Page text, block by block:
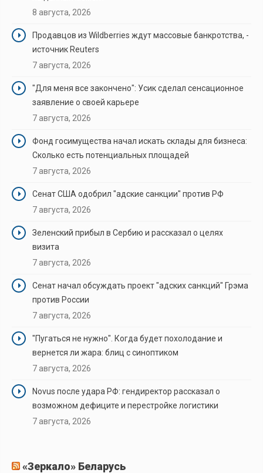
8 августа, 2026
Продавцов из Wildberries ждут массовые банкротства, -
источник Reuters
7 августа, 2026
"Для меня все закончено": Усик сделал сенсационное
заявление о своей карьере
7 августа, 2026
Фонд госимущества начал искать склады для бизнеса:
Сколько есть потенциальных площадей
7 августа, 2026
Сенат США одобрил "адские санкции" против РФ
7 августа, 2026
Зеленский прибыл в Сербию и рассказал о целях
визита
7 августа, 2026
Сенат начал обсуждать проект "адских санкций" Грэма
против России
7 августа, 2026
"Пугаться не нужно". Когда будет похолодание и
вернется ли жара: блиц с синоптиком
7 августа, 2026
Novus после удара РФ: гендиректор рассказал о
возможном дефиците и перестройке логистики
7 августа, 2026
«Зеркало» Беларусь